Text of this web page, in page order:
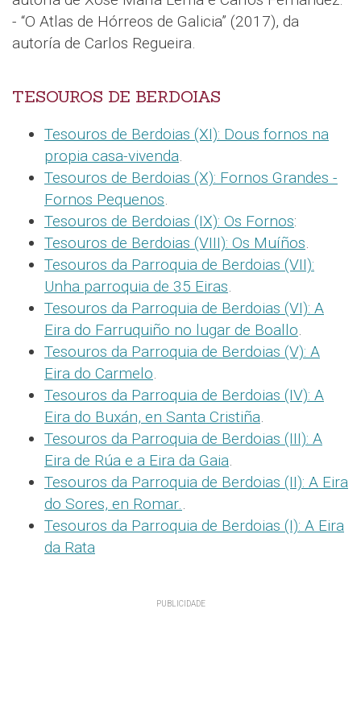
- “O Atlas de Hórreos de Galicia” (2017), da
autoría de Carlos Regueira.
TESOUROS DE BERDOIAS
Tesouros de Berdoias (XI): Dous fornos na
propia casa-vivenda.
Tesouros de Berdoias (X): Fornos Grandes -
Fornos Pequenos.
Tesouros de Berdoias (IX): Os Fornos:
Tesouros de Berdoias (VIII): Os Muíños.
Tesouros da Parroquia de Berdoias (VII):
Unha parroquia de 35 Eiras.
Tesouros da Parroquia de Berdoias (VI): A
Eira do Farruquiño no lugar de Boallo.
Tesouros da Parroquia de Berdoias (V): A
Eira do Carmelo.
Tesouros da Parroquia de Berdoias (IV): A
Eira do Buxán, en Santa Cristiña.
Tesouros da Parroquia de Berdoias (III): A
Eira de Rúa e a Eira da Gaia.
Tesouros da Parroquia de Berdoias (II): A Eira
do Sores, en Romar..
Tesouros da Parroquia de Berdoias (I): A Eira
da Rata